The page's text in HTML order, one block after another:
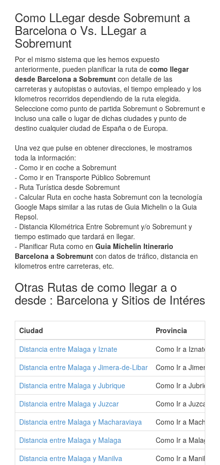
Como LLegar desde Sobremunt a
Barcelona o Vs. LLegar a
Sobremunt
Por el mismo sistema que les hemos expuesto
anteriormente, pueden planificar la ruta de como llegar
desde Barcelona a Sobremunt con detalle de las
carreteras y autopistas o autovias, el tiempo empleado y los
kilometros recorridos dependiendo de la ruta elegida.
Seleccione como punto de partida Sobremunt o Sobremunt e
incluso una calle o lugar de dichas ciudades y punto de
destino cualquier ciudad de España o de Europa.
Una vez que pulse en obtener direcciones, le mostramos
toda la información:
- Como ir en coche a Sobremunt
- Como ir en Transporte Público Sobremunt
- Ruta Turística desde Sobremunt
- Calcular Ruta en coche hasta Sobremunt con la tecnología
Google Maps similar a las rutas de Guia Michelin o la Guia
Repsol.
- Distancia Kilométrica Entre Sobremunt y/o Sobremunt y
tiempo estimado que tardará en llegar.
- Planificar Ruta como en Guia Michelin Itinerario
Barcelona a Sobremunt con datos de tráfico, distancia en
kilometros entre carreteras, etc.
Otras Rutas de como llegar a o
desde : Barcelona y Sitios de Intéres
Ciudad
Provincia
Distancia entre Malaga y Iznate
Como Ir a Iznate |
Distancia entre Malaga y Jimera-de-Libar
Como Ir a Jimera-
Distancia entre Malaga y Jubrique
Como Ir a Jubrique
Distancia entre Malaga y Juzcar
Como Ir a Juzcar |
Distancia entre Malaga y Macharaviaya
Como Ir a
Distancia entre Malaga y Malaga
Como Ir a Malaga |
Distancia entre Malaga y Manilva
Como Ir a Manilva |